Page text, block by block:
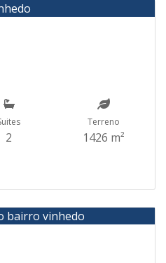
Venda
2
Terreno
1426 m²
Venda
bairro vinhedo